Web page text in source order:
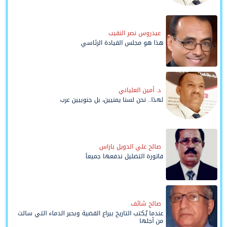
عيدروس نصر النقيب
هذا هو مجلس القيادة الرئاسي
د. أمين العلياني
لهذا.. نحن لسنا يمنيين، بل جنوبيين عرب
صالح علي الدويل باراس
فاتورة التضليل ندفعها جميعاً
صالح شائف
عندما يُكتب التاريخ بيراع القضية وبحبر الدماء التي سالت
من أجلها